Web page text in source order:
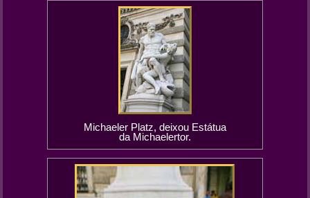
Michaeler Platz, deixou Estátua
da Michaelertor.